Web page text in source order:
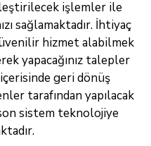
işlemler ile
sağlamaktadır. İhtiyaç
hizmet alabilmek
yapacağınız talepler
geri dönüş
tarafından yapılacak
sistem teknolojiye